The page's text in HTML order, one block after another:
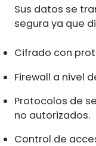
Sus datos se
segura ya que
Cifrado con
Firewall a nivel
Protocolos de
no autorizados.
Control de